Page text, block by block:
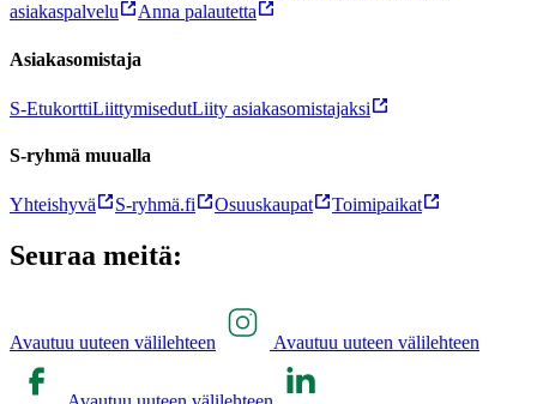
asiakaspalvelu
Anna palautetta
Asiakasomistaja
S-EtukorttiLiittymisedutLiity asiakasomistajaksi
S-ryhmä muualla
Yhteishyvä S-ryhmä.fi Osuuskaupat Toimipaikat
Seuraa meitä:
Avautuu uuteen välilehteen Avautuu uuteen välilehteen